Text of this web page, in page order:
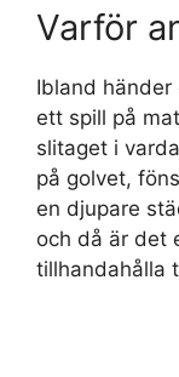
Varför
Ibland händer
ett spill på
slitaget i
på golvet,
en djupare
och då är det
tillhandahålla